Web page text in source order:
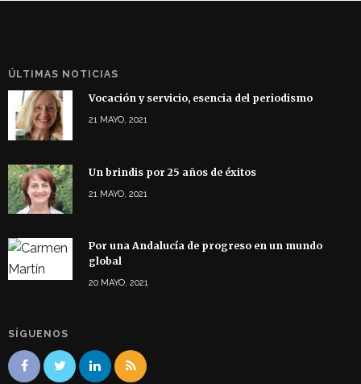
ÚLTIMAS NOTICIAS
Vocación y servicio, esencia del periodismo
21 MAYO, 2021
Un brindis por 25 años de éxitos
21 MAYO, 2021
Por una Andalucía de progreso en un mundo
global
20 MAYO, 2021
SÍGUENOS